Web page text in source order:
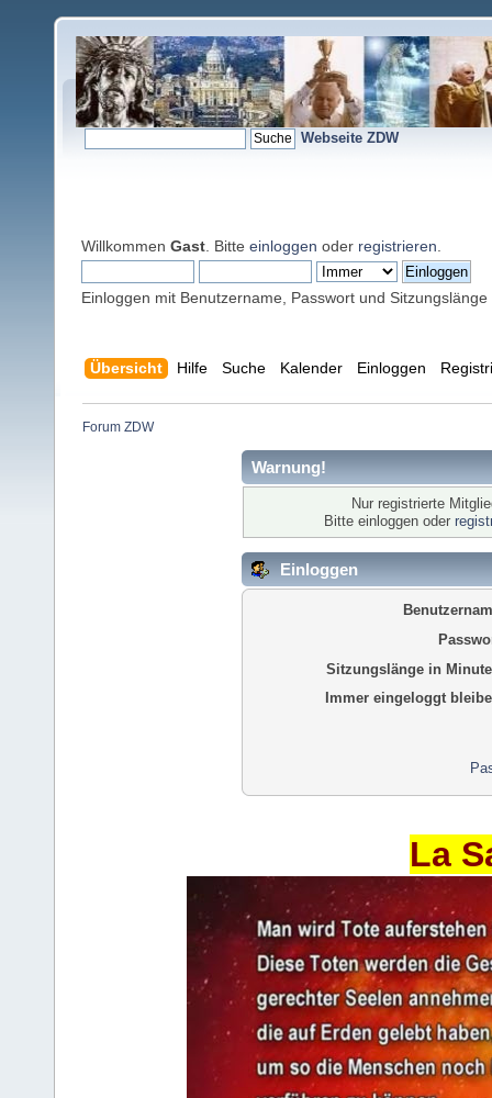
Webseite ZDW
Willkommen Gast . Bitte einloggen oder registrieren
Einloggen mit Benutzername, Passwort und Sitzungslänge
Übersicht Hilfe Suche Kalender Einloggen
Forum ZDW
Warnung!
Nur registrierte
Bitte einloggen oder
Einloggen
Sitzungslänge in
Immer eingeloggt
La